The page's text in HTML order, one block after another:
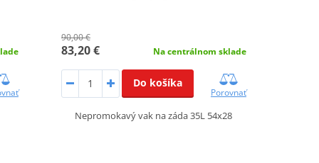
90,00 €
83,20 € Na centrálnom sklade
Do košíka
Porovnať
Nepromokavý vak na záda 35L 54x28